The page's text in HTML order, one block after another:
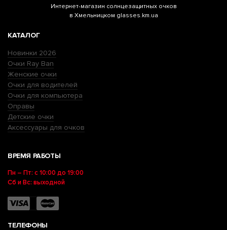
Интернет-магазин солнцезащитных очков
в Хмельницком glasses.km.ua
КАТАЛОГ
Новинки 2026
Очки Ray Ban
Женские очки
Очки для водителей
Очки для компьютера
Оправы
Детские очки
Аксессуары для очков
ВРЕМЯ РАБОТЫ
Пн – Пт: с 10:00 до 19:00
Сб и Вс: выходной
ТЕЛЕФОНЫ